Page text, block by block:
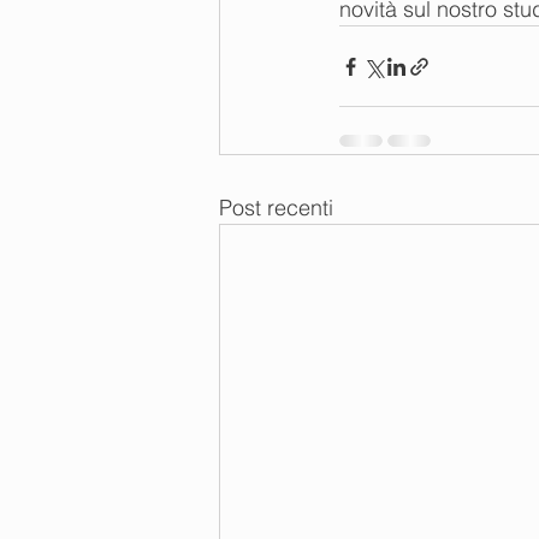
novità sul nostro
Post recenti